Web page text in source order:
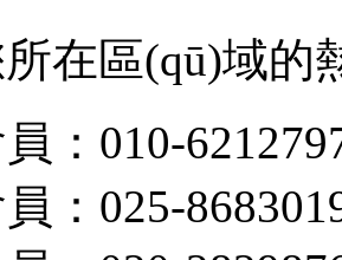
在區(qū)域的熱
：010-
：025-